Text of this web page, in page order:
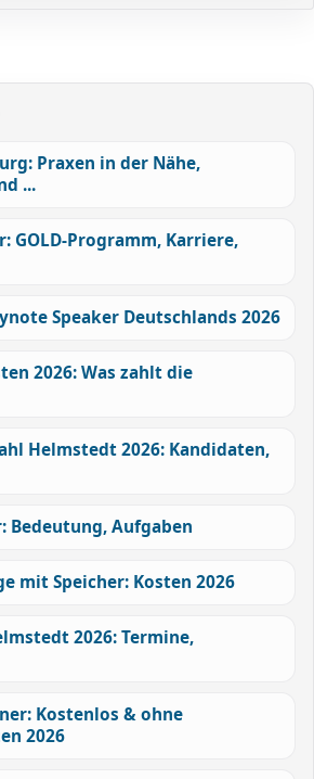
Praxen in der Nähe,
...
GOLD-Programm, Karriere,
Speaker Deutschlands 2026
2026: Was zahlt die
Helmstedt 2026: Kandidaten,
Bedeutung, Aufgaben
mit Speicher: Kosten 2026
2026: Termine,
Kostenlos & ohne
2026